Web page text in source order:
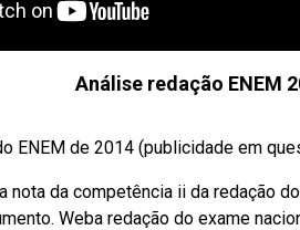
Análise redação ENEM
ENEM de 2014 (publicidade em
nota da competência ii da redação
Weba redação do exame